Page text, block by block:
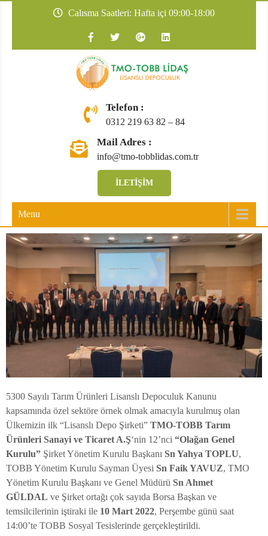
Calısma Saatleri: Hafta içi 09:00-18:00
TMO-TOBB
Telefon :
0312 219 63 82 – 84
Mail Adres :
info@tmo-tobblidas.com.tr
İLETIŞIM
Menu
5300 Sayılı Tarım Ürünleri Lisanslı Depoculuk Kanunu
kapsamında özel sektöre örnek olmak amacıyla kurulmuş olan
Ülkemizin ilk “Lisanslı Depo Şirketi” TMO-TOBB Tarım
Ürünleri Sanayi ve Ticaret A.Ş‘nin 12’nci “Olağan Genel
Kurulu” Şirket Yönetim Kurulu Başkanı Sn Yahya TOPLU,
TOBB Yönetim Kurulu Sayman Üyesi Sn Faik YAVUZ, TMO
Yönetim Kurulu Başkanı ve Genel Müdürü Sn Ahmet
GÜLDAL ve Şirket ortağı çok sayıda Borsa Başkan ve
temsilcilerinin iştiraki ile 10 Mart 2022, Perşembe günü saat
14:00’te TOBB Sosyal Tesislerinde gerçekleştirildi.